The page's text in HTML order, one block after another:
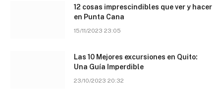
12 cosas imprescindibles que ver y hacer
en Punta Cana
15/11/2023 23:05
Las 10 Mejores excursiones en Quito:
Una Guía Imperdible
23/10/2023 20:32